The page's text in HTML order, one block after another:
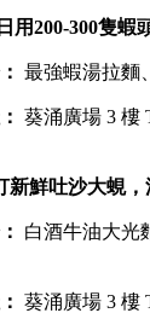
用200-300隻蝦
最強蝦湯拉麵
葵涌廣場 3 樓
新鮮吐沙大蜆，
白酒牛油大光
葵涌廣場 3 樓